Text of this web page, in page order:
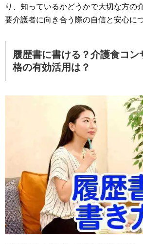
り、知っているかどうかで大切な方の
要介護者に向き合う際の自信と安心に
履歴書に書ける？介護食コン
格の有効活用は？